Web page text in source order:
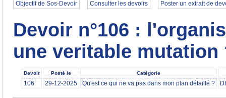
Objectif de Sos-Devoir Consulter les devoirs Poster un extrait de
Devoir n°106 :
une veritable mutation
Devoir Posté le Catégorie
106 29-12-2025 Qu'est ce qui ne va pas dans mon plan détaillé ?